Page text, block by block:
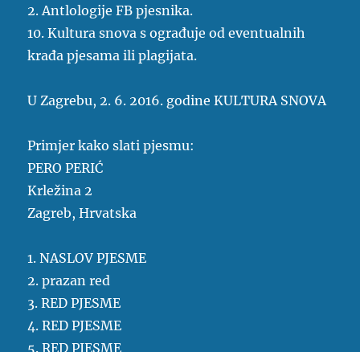
2. Antlologije FB pjesnika.
10. Kultura snova s ograđuje od eventualnih
krađa pjesama ili plagijata.
U Zagrebu, 2. 6. 2016. godine KULTURA SNOVA
Primjer kako slati pjesmu:
PERO PERIĆ
Krležina 2
Zagreb, Hrvatska
1. NASLOV PJESME
2. prazan red
3. RED PJESME
4. RED PJESME
5. RED PJESME